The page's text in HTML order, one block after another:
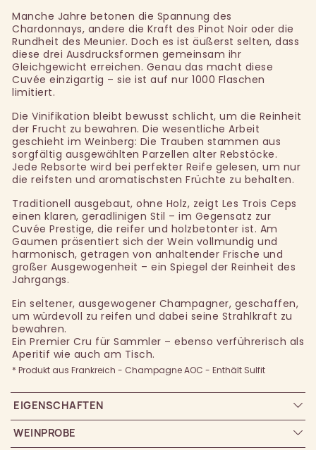
Manche Jahre betonen die Spannung des
Chardonnays, andere die Kraft des Pinot Noir oder die
Rundheit des Meunier. Doch es ist äußerst selten, dass
diese drei Ausdrucksformen gemeinsam ihr
Gleichgewicht erreichen. Genau das macht diese
Cuvée einzigartig – sie ist auf nur 1000 Flaschen
limitiert.
Die Vinifikation bleibt bewusst schlicht, um die Reinheit
der Frucht zu bewahren. Die wesentliche Arbeit
geschieht im Weinberg: Die Trauben stammen aus
sorgfältig ausgewählten Parzellen alter Rebstöcke.
Jede Rebsorte wird bei perfekter Reife gelesen, um nur
die reifsten und aromatischsten Früchte zu behalten.
Traditionell ausgebaut, ohne Holz, zeigt Les Trois Ceps
einen klaren, geradlinigen Stil – im Gegensatz zur
Cuvée Prestige, die reifer und holzbetonter ist. Am
Gaumen präsentiert sich der Wein vollmundig und
harmonisch, getragen von anhaltender Frische und
großer Ausgewogenheit – ein Spiegel der Reinheit des
Jahrgangs.
Ein seltener, ausgewogener Champagner, geschaffen,
um würdevoll zu reifen und dabei seine Strahlkraft zu
bewahren.
Ein Premier Cru für Sammler – ebenso verführerisch als
Aperitif wie auch am Tisch.
* Produkt aus Frankreich - Champagne AOC - Enthält Sulfit
EIGENSCHAFTEN
WEINPROBE